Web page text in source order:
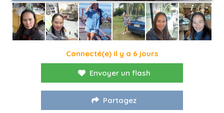
Connecté(e) il y a 6 jours
Envoyer un flash
Partagez